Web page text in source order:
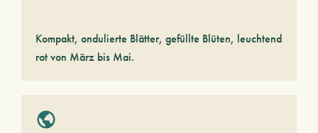
Kompakt, ondulierte Blätter, gefüllte Blüten, leuchtend
rot von März bis Mai.